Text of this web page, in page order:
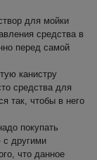
для мойки
средства в
перед самой
канистру
средства для
так, чтобы в него
покупать
с другими
что данное